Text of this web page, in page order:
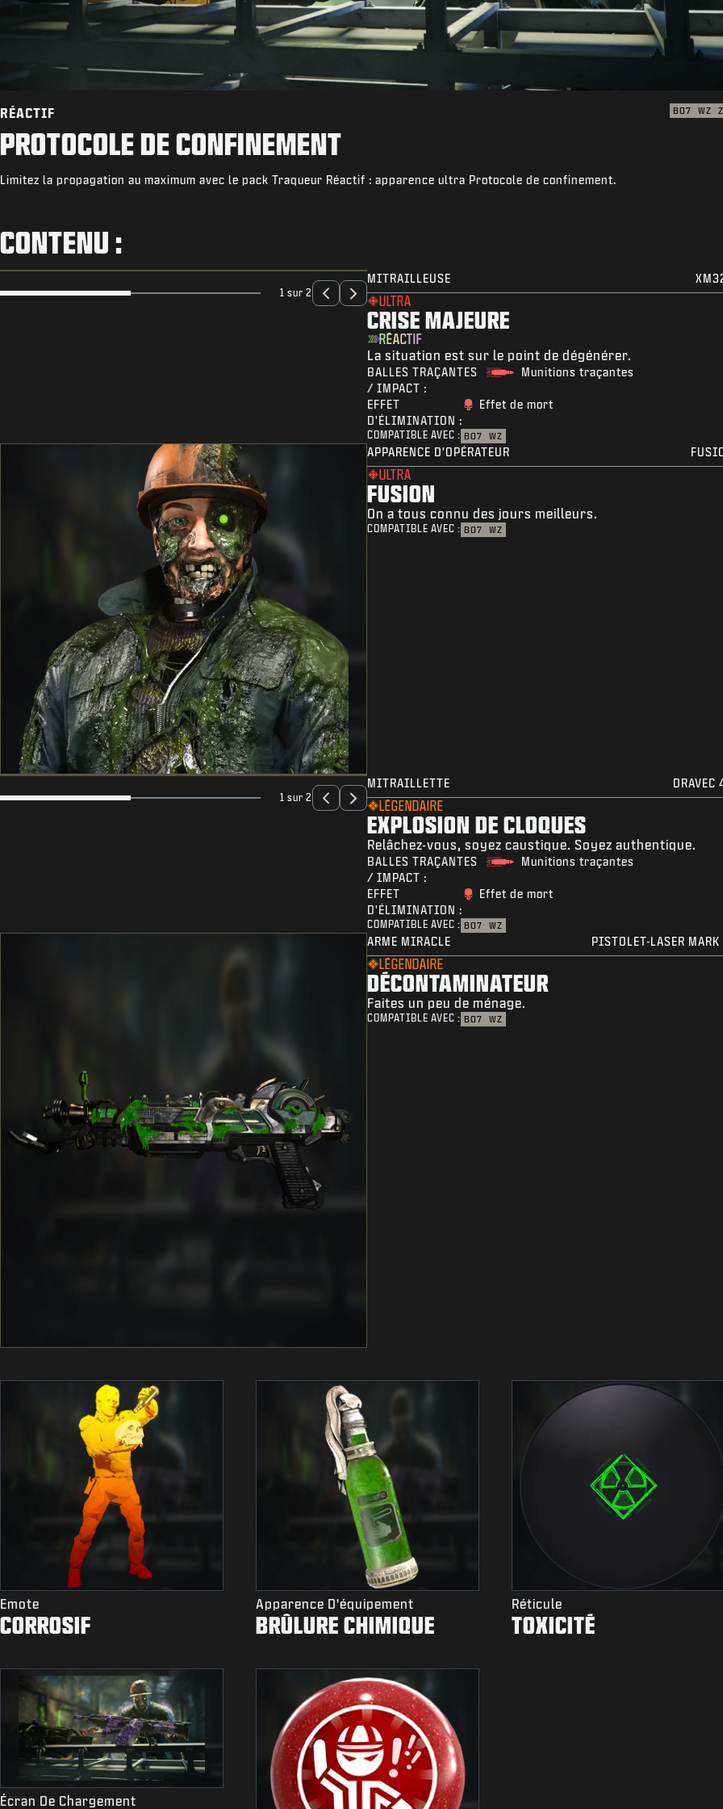
RÉACTIF BO7 WZ
PROTOCOLE DE CONFINEMENT
Limitez la propagation au maximum avec le pack Traqueur Réactif : apparence ultra Protocole de confinement.
CONTENU :
1 sur 2
MITRAILLEUSE
ULTRA
CRISE MAJEURE
RÉACTIF
La situation est sur le point de dégénérer.
BALLES TRAÇANTES
/ IMPACT :
Munitions traçantes
EFFET
D'ÉLIMINATION :
Effet de mort
COMPATIBLE AVEC : BO7 WZ
APPARENCE D'OPÉRATEUR
ULTRA
FUSION
On a tous connu des jours meilleurs.
COMPATIBLE AVEC : BO7 WZ
1 sur 2
MITRAILLETTE DRAVEC
LÉGENDAIRE
EXPLOSION DE CLOQUES
Relâchez-vous, soyez caustique. Soyez authentique.
BALLES TRAÇANTES
/ IMPACT :
Munitions traçantes
EFFET
D'ÉLIMINATION :
Effet de mort
COMPATIBLE AVEC : BO7 WZ
ARME MIRACLE PISTOLET-LASER
LÉGENDAIRE
DÉCONTAMINATEUR
Faites un peu de ménage.
COMPATIBLE AVEC : BO7 WZ
Emote
CORROSIF
Apparence D'équipement
BRÛLURE CHIMIQUE
Réticule
TOXICITÉ
Écran De Chargement